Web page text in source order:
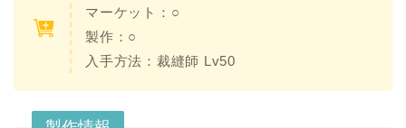
マーケット：○
製作：○
入手方法：裁縫師 Lv50